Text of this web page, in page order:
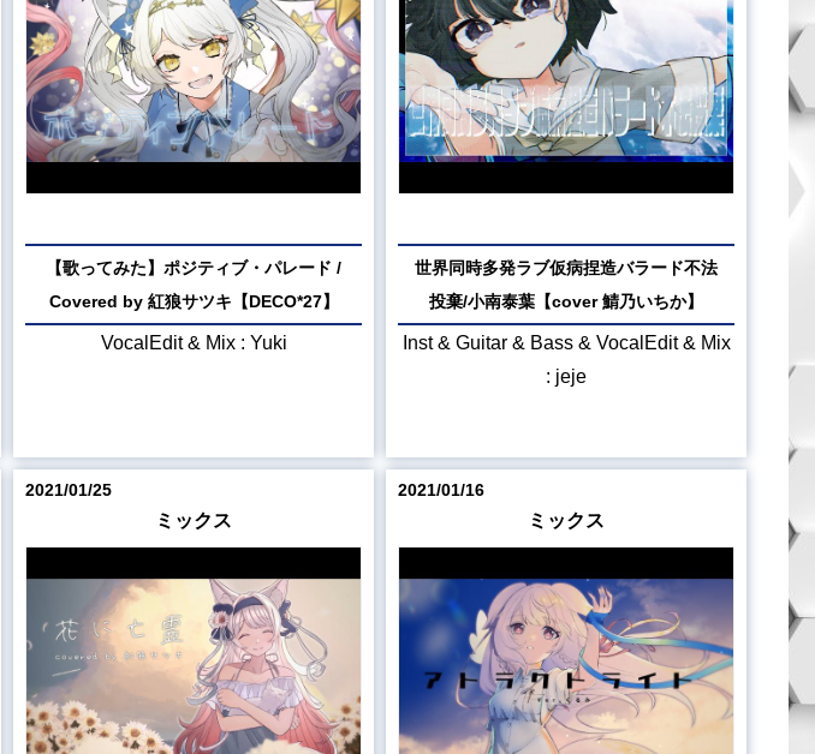
【歌ってみた】ポジティブ・パレード /
Covered by 紅狼サツキ【DECO*27】
VocalEdit & Mix : Yuki
世界同時多発ラブ仮病捏造バラード不法
投棄/小南泰葉【cover 鯖乃いちか】
Inst & Guitar & Bass & VocalEdit & Mix
: jeje
2021/01/25
ミックス
2021/01/16
ミックス